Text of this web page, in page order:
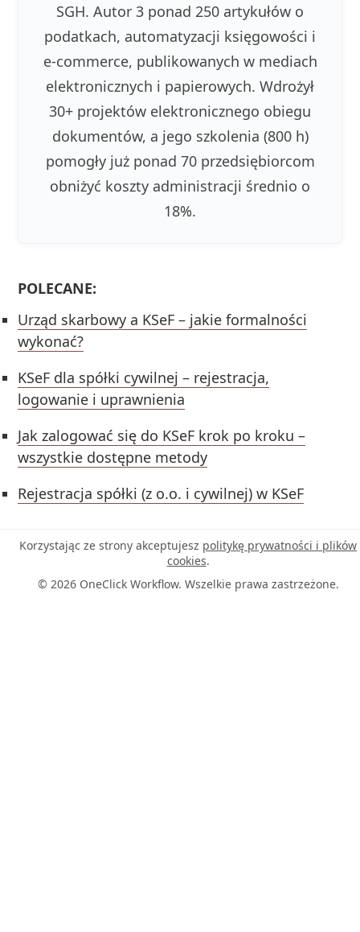
SGH. Autor 3 ponad 250 artykułów o
podatkach, automatyzacji księgowości i
e-commerce, publikowanych w mediach
elektronicznych i papierowych. Wdrożył
30+ projektów elektronicznego obiegu
dokumentów, a jego szkolenia (800 h)
pomogły już ponad 70 przedsiębiorcom
obniżyć koszty administracji średnio o
18%.
POLECANE:
Urząd skarbowy a KSeF – jakie formalności
wykonać?
KSeF dla spółki cywilnej – rejestracja,
logowanie i uprawnienia
Jak zalogować się do KSeF krok po kroku –
wszystkie dostępne metody
Rejestracja spółki (z o.o. i cywilnej) w KSeF
Korzystając ze strony akceptujesz politykę prywatności i plików
cookies.
© 2026 OneClick Workflow. Wszelkie prawa zastrzeżone.